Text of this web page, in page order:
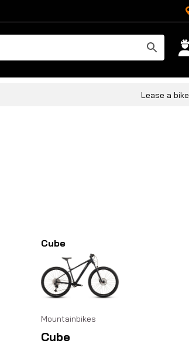
Lease a bike
populariteitCube
Mountainbikes
Cube